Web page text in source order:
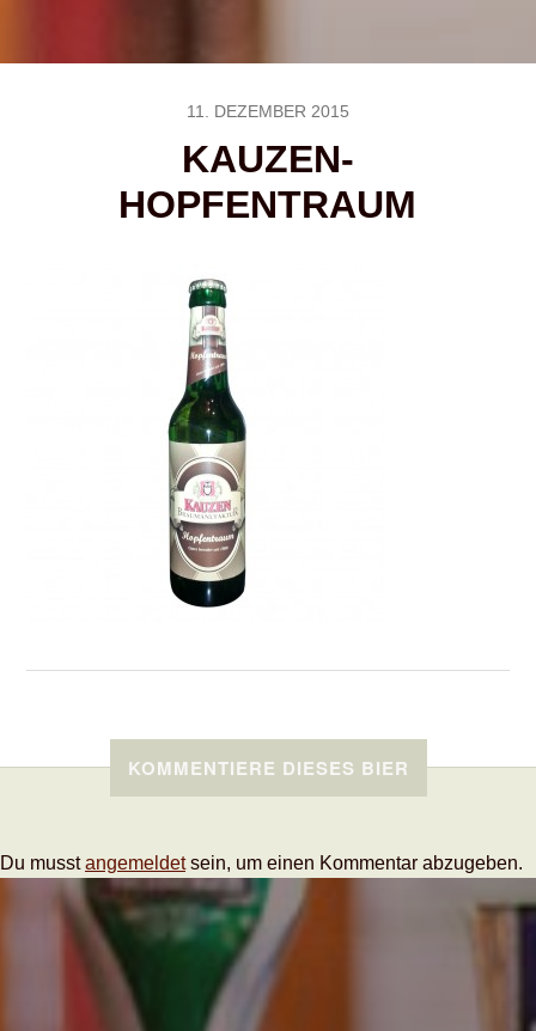
11. DEZEMBER 2015
KAUZEN-
HOPFENTRAUM
KOMMENTIERE DIESES BIER
Du musstangemeldetsein, um einen Kommentar abzugeben.